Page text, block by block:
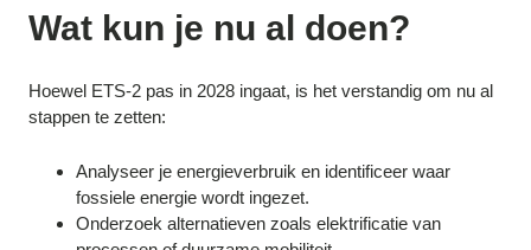
Wat kun je nu al doen?
Hoewel ETS-2 pas in 2028 ingaat, is het verstandig om nu al
stappen te zetten:
Analyseer je energieverbruik en identificeer waar
fossiele energie wordt ingezet.
Onderzoek alternatieven zoals elektrificatie van